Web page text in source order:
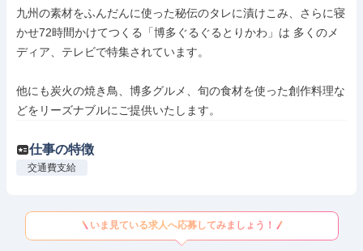
九州の素材をふんだんに使った秘伝のタレに漬けこみ、さらに寝
かせ72時間かけてつくる「博多ぐるぐるとりかわ」は 多くのメ
ディア、テレビで特集されています。
他にも炭火の焼き鳥、博多グルメ、旬の食材を使った創作料理な
どをリーズナブルにご提供いたします。
仕事の特徴
交通費支給
いま見ている求人へ応募してみましょう！